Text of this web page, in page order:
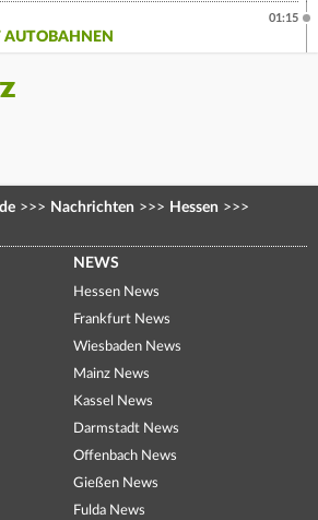
AUTOBAHNEN
01:15
>>> Nachrichten >>> Hessen >>>
NEWS
Hessen News
Frankfurt News
Wiesbaden News
Mainz News
Kassel News
Darmstadt News
Offenbach News
Gießen News
Fulda News